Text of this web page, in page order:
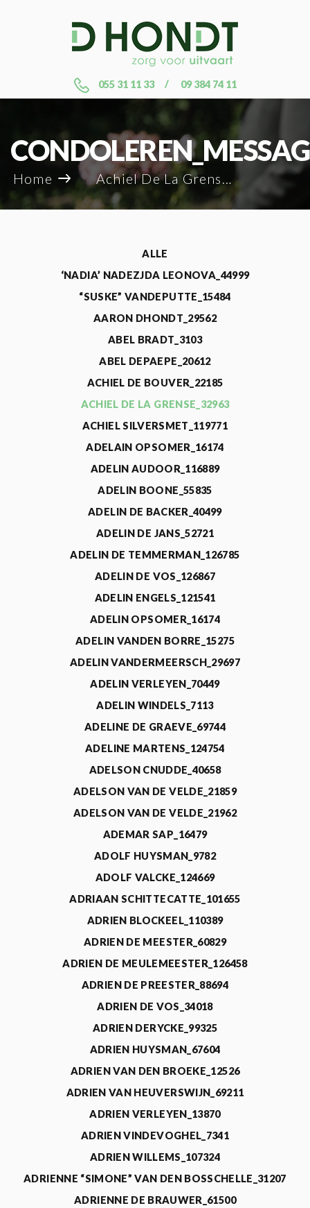
055 31 11 33 09 384 74 11
Home Achiel De La Grense_32963
ALLE
‘NADIA’ NADEZJDA LEONOVA_44999
“SUSKE” VANDEPUTTE_15484
AARON DHONDT_29562
ABEL BRADT_3103
ABEL DEPAEPE_20612
ACHIEL DE BOUVER_22185
ACHIEL DE LA GRENSE_32963
ACHIEL SILVERSMET_119771
ADELAIN OPSOMER_16174
ADELIN AUDOOR_116889
ADELIN BOONE_55835
ADELIN DE BACKER_40499
ADELIN DE JANS_52721
ADELIN DE TEMMERMAN_126785
ADELIN DE VOS_126867
ADELIN ENGELS_121541
ADELIN OPSOMER_16174
ADELIN VANDEN BORRE_15275
ADELIN VANDERMEERSCH_29697
ADELIN VERLEYEN_70449
ADELIN WINDELS_7113
ADELINE DE GRAEVE_69744
ADELINE MARTENS_124754
ADELSON CNUDDE_40658
ADELSON VAN DE VELDE_21859
ADELSON VAN DE VELDE_21962
ADEMAR SAP_16479
ADOLF HUYSMAN_9782
ADOLF VALCKE_124669
ADRIAAN SCHITTECATTE_101655
ADRIEN BLOCKEEL_110389
ADRIEN DE MEESTER_60829
ADRIEN DE MEULEMEESTER_126458
ADRIEN DE PREESTER_88694
ADRIEN DE VOS_34018
ADRIEN DERYCKE_99325
ADRIEN HUYSMAN_67604
ADRIEN VAN DEN BROEKE_12526
ADRIEN VAN HEUVERSWIJN_69211
ADRIEN VERLEYEN_13870
ADRIEN VINDEVOGHEL_7341
ADRIEN WILLEMS_107324
ADRIENNE “SIMONE” VAN DEN BOSSCHELLE_31207
ADRIENNE DE BRAUWER_61500